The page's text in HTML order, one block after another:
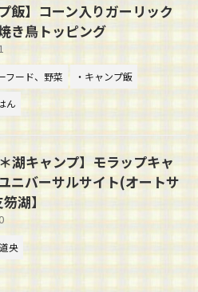
プ飯】コーン入りガーリック
き鳥トッピング
フード、野菜
・キャンプ飯
ん
＊湖キャンプ】モラップキャ
ニバーサルサイト(オートサ
湖】
道央